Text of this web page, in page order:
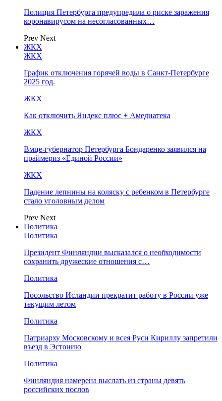
Полиция Петербурга предупредила о риске заражения
коронавирусом на несогласованных…
Prev Next
ЖКХ
ЖКХ
График отключения горячей воды в Санкт-Петербурге
2025 год.
ЖКХ
Как отключить Яндекс плюс + Амедиатека
ЖКХ
Вмце-губернатор Петербурга Бондаренко заявился на
праймериз «Единой России»
ЖКХ
Падение лепнины на коляску с ребенком в Петербурге
стало уголовным делом
Prev Next
Политика
Политика
Президент Финляндии высказался о необходимости
сохранить дружеские отношения с…
Политика
Посольство Исландии прекратит работу в России уже
текущим летом
Политика
Патриарху Московскому и всея Руси Кириллу запретили
въезд в Эстонию
Политика
Финляндия намерена выслать из страны девять
российских послов